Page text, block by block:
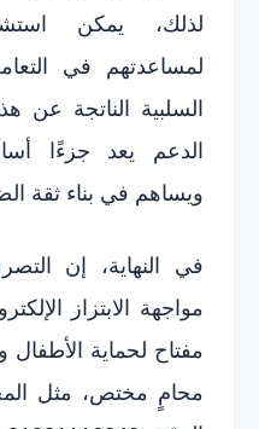
لذلك، يمكن
لمساعدتهم في
السلبية الناتجة عن
الدعم يعد جزءًا
ويساهم في بناء ثقة
في النهاية، إن
مواجهة الابتزاز
مفتاح لحماية
محامٍ مختص، مثل